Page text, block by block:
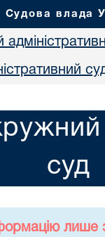
Судова влада
суд
лише